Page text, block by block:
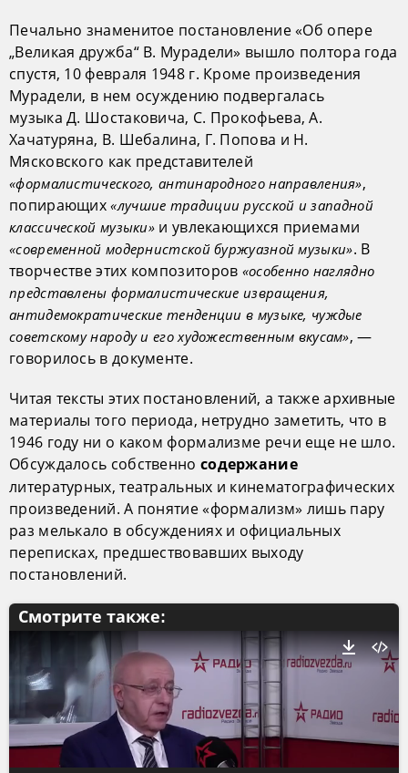
Печально знаменитое постановление «Об опере
„Великая дружба“ В. Мурадели» вышло полтора года
спустя, 10 февраля 1948 г. Кроме произведения
Мурадели, в нем осуждению подвергалась
музыка Д. Шостаковича, С. Прокофьева, А.
Хачатуряна, В. Шебалина, Г. Попова и Н.
Мясковского как представителей
«формалистического, антинародного направления»,
попирающих«лучшие традиции русской и западной
классической музыки» и увлекающихся приемами
«современной модернистской буржуазной музыки». В
творчестве этих композиторов «особенно наглядно
представлены формалистические извращения,
антидемократические тенденции в музыке, чуждые
советскому народу и его художественным вкусам», —
говорилось в документе.
Читая тексты этих постановлений, а также архивные
материалы того периода, нетрудно заметить, что в
1946 году ни о каком формализме речи еще не шло.
Обсуждалось собственно содержание
литературных, театральных и кинематографических
произведений. А понятие «формализм» лишь пару
раз мелькало в обсуждениях и официальных
переписках, предшествовавших выходу
постановлений.
Смотрите также: